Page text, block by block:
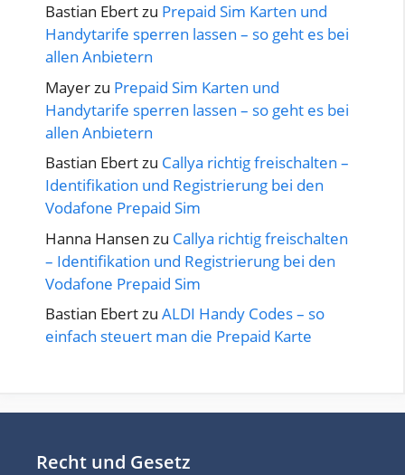
Bastian Ebertzu Prepaid Sim Karten und
Handytarife sperren lassen – so geht es bei
allen Anbietern
Mayer zu Prepaid Sim Karten und
Handytarife sperren lassen – so geht es bei
allen Anbietern
Bastian Ebertzu Callya richtig freischalten –
Identifikation und Registrierung bei den
Vodafone Prepaid Sim
Hanna Hansen zu Callya richtig freischalten
– Identifikation und Registrierung bei den
Vodafone Prepaid Sim
Bastian Ebertzu ALDI Handy Codes – so
einfach steuert man die Prepaid Karte
Recht und Gesetz